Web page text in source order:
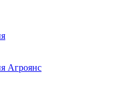
Агроянс